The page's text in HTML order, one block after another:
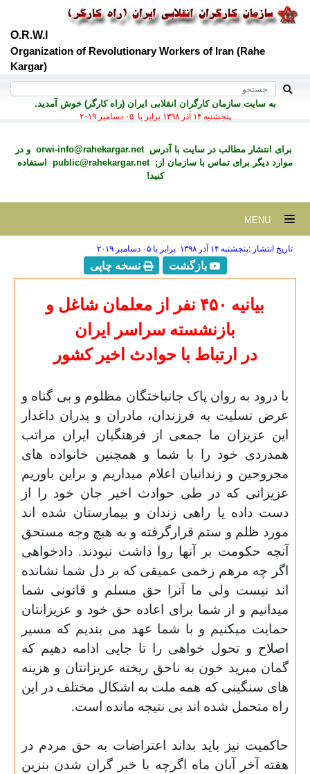
O.R.W.I
Organization of Revolutionary Workers of Iran (Rahe
Kargar)
به سايت سازمان کارگران انقلابی ايران (راه کارگر) خوش آمديد.
پنجشنبه ۱۴ آذر ۱۳۹۸ برابر با ۰۵ دسامبر ۲۰۱۹
برای انتشار مطالب در سايت با آدرسorwi-info@rahekargar.net و در
موارد ديگر برای تماس با سازمان از;public@rahekargar.net
استفاده
کنید!
تاریخ انتشار :پنجشنبه ۱۴ آذر ۱۳۹۸ برابر با ۰۵ دسامبر ۲۰۱۹
بازگشت نسخه چاپی
بیانیه ۴۵۰ نفر از معلمان شاغل و
بازنشسته سراسر ایران
در ارتباط با حوادث اخیر کشور
با درود به روان پاک جانباختگان مظلوم و بی گناه و
عرض تسلیت به فرزندان، مادران و پدران داغدار
این عزیزان ما جمعی از فرهنگیان ایران مراتب
همدردی خود را با شما و همچنین خانواده های
مجروحین و زندانیان اعلام میداریم و براین باوریم
عزیزانی که در طی حوادث اخیر جان خود را از
دست داده یا راهی زندان و بیمارستان شده اند
مورد ظلم و ستم قرارگرفته و به هیچ وجه مستحق
آنچه حکومت بر آنها روا داشت نبودند. دادخواهی
اگر چه مرهم زخمی عمیقی که بر دل شما نشانده
اند نیست ولی ما آنرا حق مسلم و قانونی شما
میدانیم و از شما برای اعاده حق خود و عزیزانتان
حمایت میکنیم و با شما عهد می بندیم که مسیر
اصلاح و تحول خواهی را تا جایی ادامه دهیم که
گمان مبرید خون به ناحق ریخته عزیزانتان و هزینه
های سنگینی که همه ملت به اشکال مختلف در این
راه متحمل شده اند بی نتیجه مانده است.
حاکمیت نیز باید بداند اعتراضات به حق مردم در
هفته آخر آبان ماه اگرچه با خبر گران شدن بنزین